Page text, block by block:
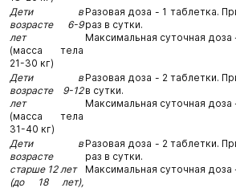
Дети в
возрасте 6-9
лет
(масса тела
21-30 кг)
Разовая доза - 1 таблетка.
раз в сутки.
Максимальная суточная доза
Дети в
возрасте 9-12
лет
(масса тела
31-40 кг)
Разовая доза - 2 таблетки.
в сутки.
Максимальная суточная доза
Дети в
возрасте
старше 12 лет
(до 18 лет),
Разовая доза - 2 таблетки.
раз в сутки.
Максимальная суточная доза